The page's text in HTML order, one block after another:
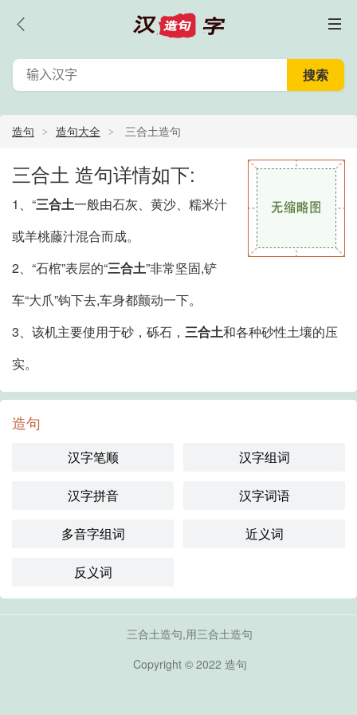
造句 造句大全 三合土造句
三合土 造句详情如下:
1、“三合土一般由石灰、黄沙、糯米汁
或羊桃藤汁混合而成。
2、“石棺”表层的“三合土”非常坚固,铲
车“大爪”钩下去,车身都颤动一下。
3、该机主要使用于砂，砾石， 三合土和各种砂性土壤的压
实。
造句
汉字笔顺 汉字组词
汉字拼音 汉字词语
多音字组词 近义词
反义词
三合土造句,用三合土造句
Copyright © 2022 造句